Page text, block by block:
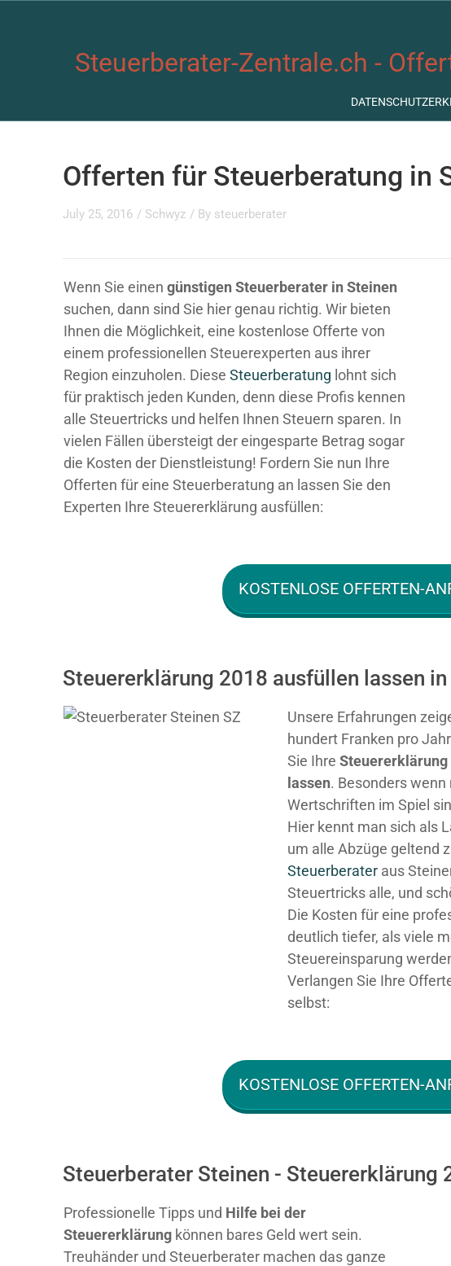
Steuerberater-Zentrale.ch -
Offerten für Steuerberatung in
July 25, 2016 / Schwyz / By steuerberater
Wenn Sie einen günstigen Steuerberater in Steinen
suchen, dann sind Sie hier genau richtig. Wir bieten
Ihnen die Möglichkeit, eine kostenlose Offerte von
einem professionellen Steuerexperten aus ihrer
Region einzuholen. Diese Steuerberatung lohnt sich
für praktisch jeden Kunden, denn diese Profis kennen
alle Steuertricks und helfen Ihnen Steuern sparen. In
vielen Fällen übersteigt der eingesparte Betrag sogar
die Kosten der Dienstleistung! Fordern Sie nun Ihre
Offerten für eine Steuerberatung an lassen Sie den
Experten Ihre Steuererklärung ausfüllen:
KOSTENLOSE OFFERTEN-
Steuererklärung 2018 ausfüllen lassen
Unsere Erfahrungen
hundert Franken pro
Sie Ihre Steuererklärung
lassen. Besonders
Wertschriften im Spiel
Hier kennt man sich als
um alle Abzüge geltend
Steuerberater aus
Steuertricks alle, und
Die Kosten für eine
deutlich tiefer, als viele
Steuereinsparung
Verlangen Sie Ihre
selbst:
KOSTENLOSE OFFERTEN-
Steuerberater Steinen - Steuererklärung
Professionelle Tipps und Hilfe bei der
Steuererklärung können bares Geld wert sein.
Treuhänder und Steuerberater machen das ganze